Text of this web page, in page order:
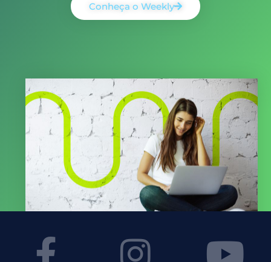
Conheça o Weekly